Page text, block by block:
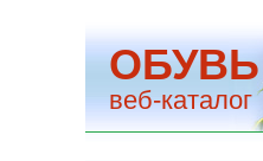
ОБУВЬ
веб-каталог